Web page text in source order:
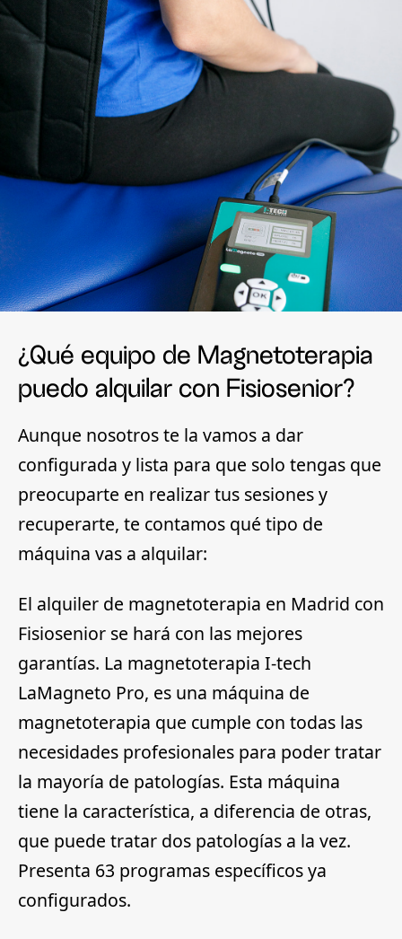
¿Qué equipo de Magnetoterapia
puedo alquilar con Fisiosenior?
Aunque nosotros te la vamos a dar
configurada y lista para que solo tengas que
preocuparte en realizar tus sesiones y
recuperarte, te contamos qué tipo de
máquina vas a alquilar:
El alquiler de magnetoterapia en Madrid con
Fisiosenior se hará con las mejores
garantías. La magnetoterapia I-tech
LaMagneto Pro, es una máquina de
magnetoterapia que cumple con todas las
necesidades profesionales para poder tratar
la mayoría de patologías. Esta máquina
tiene la característica, a diferencia de otras,
que puede tratar dos patologías a la vez.
Presenta 63 programas específicos ya
configurados.